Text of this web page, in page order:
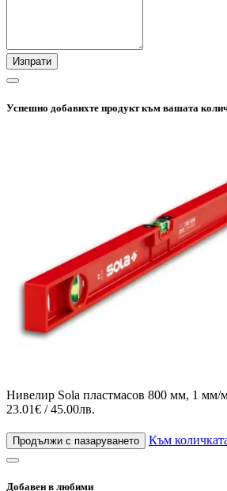
Изпрати
Успешно добавихте продукт към вашата
Нивелир Sola пластмасов 800 мм, 1 мм/
23.01€ / 45.00лв.
Продължи с пазаруването Към
Добавен в любими